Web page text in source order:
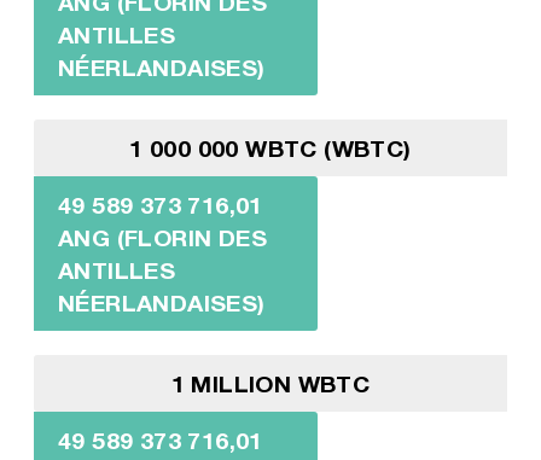
ANTILLES
NÉERLANDAISES)
1 000 000 WBTC (WBTC)
49 589 373 716,01
ANG (FLORIN DES
ANTILLES
NÉERLANDAISES)
1 MILLION WBTC
49 589 373 716,01